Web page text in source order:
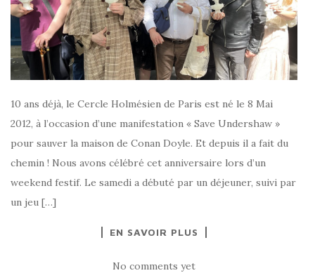
10 ans déjà, le Cercle Holmésien de Paris est né le 8 Mai
2012, à l’occasion d’une manifestation « Save Undershaw »
pour sauver la maison de Conan Doyle. Et depuis il a fait du
chemin ! Nous avons célébré cet anniversaire lors d’un
weekend festif. Le samedi a débuté par un déjeuner, suivi par
un jeu […]
EN SAVOIR PLUS
No comments yet